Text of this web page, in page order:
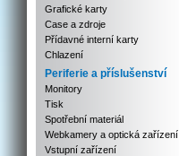
Grafické karty
Case a zdroje
Přídavné interní karty
Chlazení
Periferie a příslušenství
Monitory
Tisk
Spotřební materiál
Webkamery a optická zařízení
Vstupní zařízení